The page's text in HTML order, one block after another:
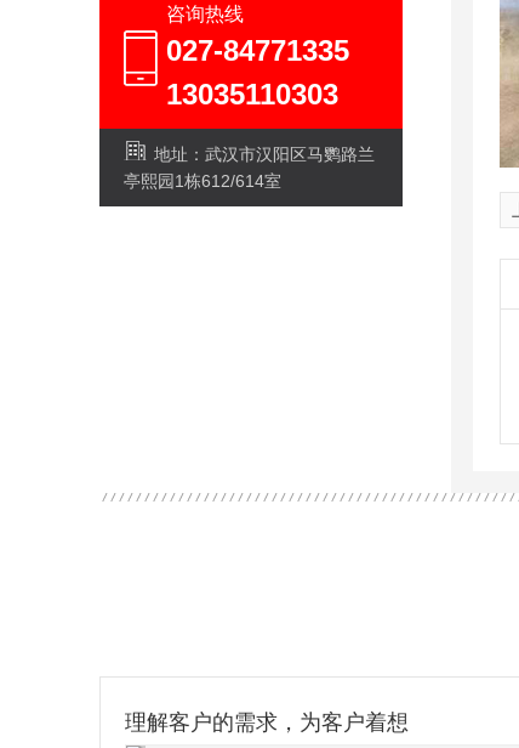
咨询热线
027-84771335
13035110303
地址：武汉市汉阳区马鹦路兰
亭熙园1栋612/614室
服务十分周到，合作放心